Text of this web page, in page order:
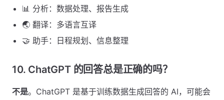
📊 分析：数据处理、报告生成
🌏 翻译：多语言互译
🤝 助手：日程规划、信息整理
10. ChatGPT 的回答总是正确的吗？
不是。ChatGPT 是基于训练数据生成回答的 AI，可能会